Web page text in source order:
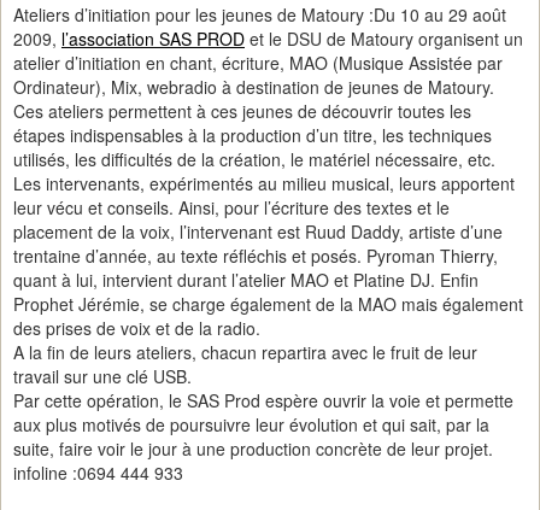
Ateliers d’initiation pour les jeunes de Matoury :Du 10 au 29 août
2009, l’association SAS PROD et le DSU de Matoury organisent un
atelier d’initiation en chant, écriture, MAO (Musique Assistée par
Ordinateur), Mix, webradio à destination de jeunes de Matoury.
Ces ateliers permettent à ces jeunes de découvrir toutes les
étapes indispensables à la production d’un titre, les techniques
utilisés, les difficultés de la création, le matériel nécessaire, etc.
Les intervenants, expérimentés au milieu musical, leurs apportent
leur vécu et conseils. Ainsi, pour l’écriture des textes et le
placement de la voix, l’intervenant est Ruud Daddy, artiste d’une
trentaine d’année, au texte réfléchis et posés. Pyroman Thierry,
quant à lui, intervient durant l’atelier MAO et Platine DJ. Enfin
Prophet Jérémie, se charge également de la MAO mais également
des prises de voix et de la radio.
A la fin de leurs ateliers, chacun repartira avec le fruit de leur
travail sur une clé USB.
Par cette opération, le SAS Prod espère ouvrir la voie et permette
aux plus motivés de poursuivre leur évolution et qui sait, par la
suite, faire voir le jour à une production concrète de leur projet.
infoline :0694 444 933